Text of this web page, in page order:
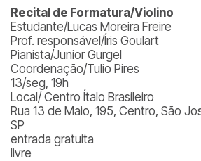
Recital de Formatura/Violino
Estudante/Lucas Moreira Freire
Prof. responsável/Íris Goulart
Pianista/Junior Gurgel
Coordenação/Tulio Pires
13/seg, 19h
Local/ Centro Ítalo Brasileiro
Rua 13 de Maio, 195, Centro, São
SP
entrada gratuita
livre